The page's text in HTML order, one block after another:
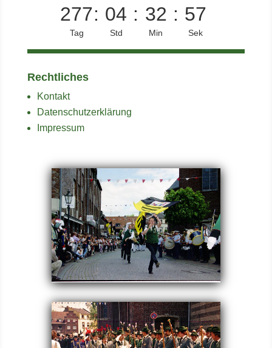
277
Tag
: 04
Std
: 32
Min
: 56
Sek
Rechtliches
Kontakt
Datenschutzerklärung
Impressum